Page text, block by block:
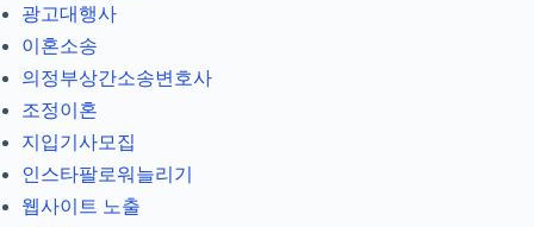
광고대행사
이혼소송
의정부상간소송변호사
조정이혼
지입기사모집
인스타팔로워늘리기
웹사이트 노출